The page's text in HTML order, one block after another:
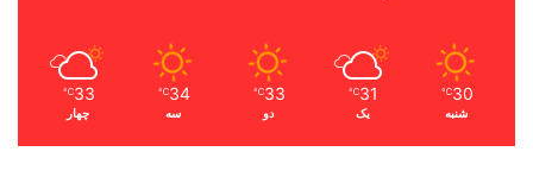
30
℃
شنبه
31
℃
یک
33
℃
دو
34
℃
سه
33
℃
چهار